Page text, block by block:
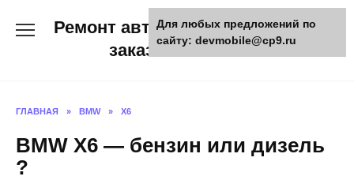
Ремонт авто и мото техники,
заказ запчастей
ГЛАВНАЯ » BMW » X6
BMW X6 — бензин или дизель
?
Для любых предложений по
сайту: devmobile@cp9.ru